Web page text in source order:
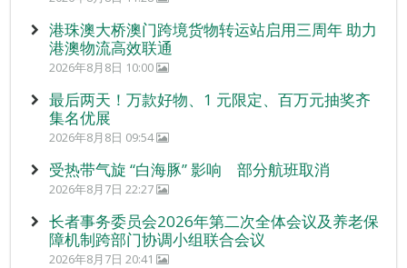
港珠澳大桥澳门跨境货物转运站启用三周年 助力
港澳物流高效联通
2026年8月8日 10:00
最后两天！万款好物、1 元限定、百万元抽奖齐
集名优展
2026年8月8日 09:54
受热带气旋 “白海豚” 影响 部分航班取消
2026年8月7日 22:27
长者事务委员会2026年第二次全体会议及养老保
障机制跨部门协调小组联合会议
2026年8月7日 20:41